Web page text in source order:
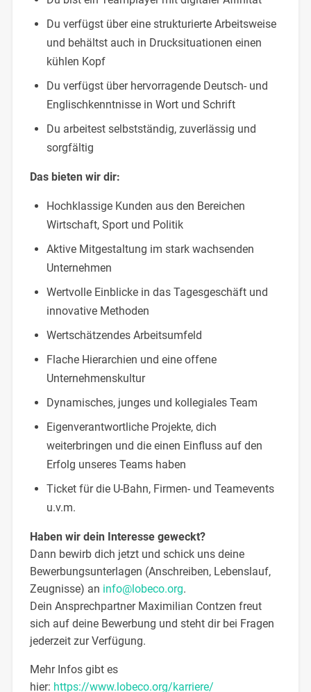
Du verfügst über eine strukturierte Arbeitsweise
und behältst auch in Drucksituationen einen
kühlen Kopf
Du verfügst über hervorragende Deutsch- und
Englischkenntnisse in Wort und Schrift
Du arbeitest selbstständig, zuverlässig und
sorgfältig
Das bieten wir dir:
Hochklassige Kunden aus den Bereichen
Wirtschaft, Sport und Politik
Aktive Mitgestaltung im stark wachsenden
Unternehmen
Wertvolle Einblicke in das Tagesgeschäft und
innovative Methoden
Wertschätzendes Arbeitsumfeld
Flache Hierarchien und eine offene
Unternehmenskultur
Dynamisches, junges und kollegiales Team
Eigenverantwortliche Projekte, dich
weiterbringen und die einen Einfluss auf den
Erfolg unseres Teams haben
Ticket für die U-Bahn, Firmen- und Teamevents
u.v.m.
Haben wir dein Interesse geweckt?
Dann bewirb dich jetzt und schick uns deine
Bewerbungsunterlagen (Anschreiben, Lebenslauf,
Zeugnisse) an info@lobeco.org.
Dein Ansprechpartner Maximilian Contzen freut
sich auf deine Bewerbung und steht dir bei Fragen
jederzeit zur Verfügung.
Mehr Infos gibt es
hier: https://www.lobeco.org/karriere/